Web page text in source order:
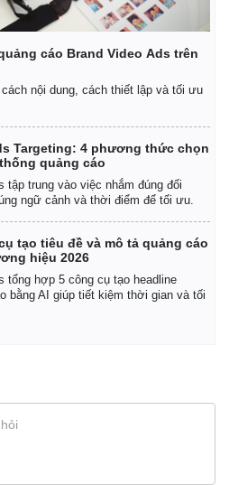
Giá vàng
Tiêu dùng
Tỷ giá
Chứng khoán
Giá cà phê
cáo Brand Video Ads trên
nội dung, cách thiết lập và tối ưu
Targeting: 4 phương thức chọn
quảng cáo
tập trung vào việc nhắm đúng đối
ngữ cảnh và thời điểm để tối ưu.
tạo tiêu đề và mô tả quảng cáo
hiệu 2026
tổng hợp 5 công cụ tạo headline
bằng AI giúp tiết kiệm thời gian và tối